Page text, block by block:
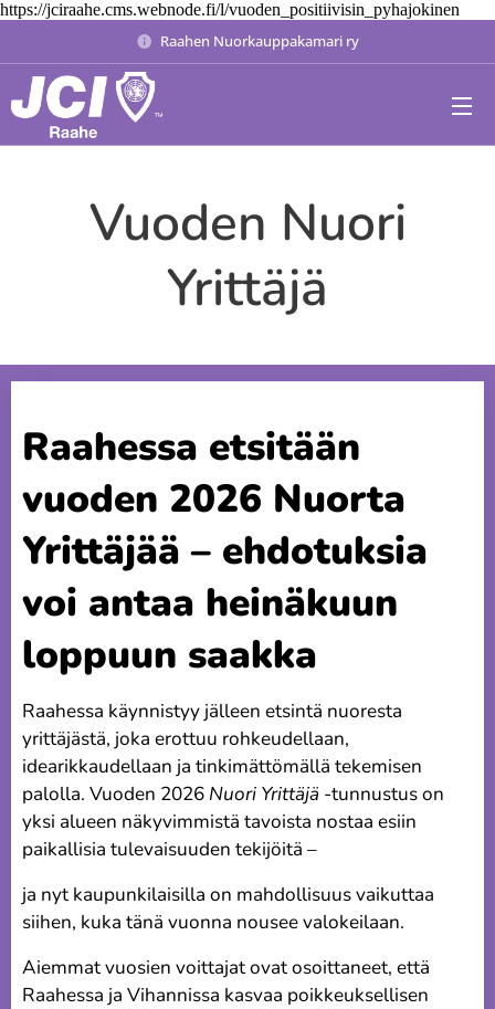
https://jciraahe.cms.webnode.fi/l/vuoden_positiivisin_pyhajokinen
Raahen Nuorkauppakamari ry
Vuoden Nuori
Yrittäjä
Raahessa etsitään
vuoden 2026 Nuorta
Yrittäjää – ehdotuksia
voi antaa heinäkuun
loppuun saakka
Raahessa käynnistyy jälleen etsintä nuoresta
yrittäjästä, joka erottuu rohkeudellaan,
idearikkaudellaan ja tinkimättömällä tekemisen
palolla. Vuoden 2026 Nuori Yrittäjä -tunnustus on
yksi alueen näkyvimmistä tavoista nostaa esiin
paikallisia tulevaisuuden tekijöitä –
ja nyt kaupunkilaisilla on mahdollisuus vaikuttaa
siihen, kuka tänä vuonna nousee valokeilaan.
Aiemmat vuosien voittajat ovat osoittaneet, että
Raahessa ja Vihannissa kasvaa poikkeuksellisen